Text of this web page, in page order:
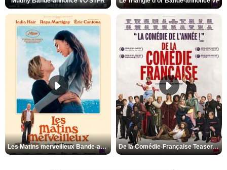
Les Matins merveilleux Bande-annonce VF De la Comédie-Française Teaser VF